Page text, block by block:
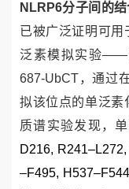
NLRP6分子间的
已被广泛证明可
泛素模拟实验——
687-UbCT，通过
拟该位点的单泛素
质谱实验发现，
D216,
–F495,